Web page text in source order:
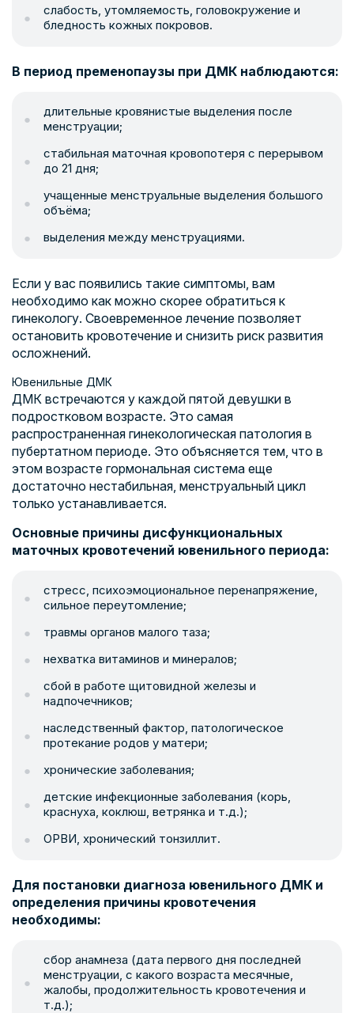
слабость, утомляемость, головокружение и
бледность кожных покровов.
В период пременопаузы при ДМК наблюдаются:
длительные кровянистые выделения после
менструации;
стабильная маточная кровопотеря с перерывом
до 21 дня;
учащенные менструальные выделения большого
объёма;
выделения между менструациями.
Если у вас появились такие симптомы, вам
необходимо как можно скорее обратиться к
гинекологу. Своевременное лечение позволяет
остановить кровотечение и снизить риск развития
осложнений.
Ювенильные ДМК
ДМК встречаются у каждой пятой девушки в
подростковом возрасте. Это самая
распространенная гинекологическая патология в
пубертатном периоде. Это объясняется тем, что в
этом возрасте гормональная система еще
достаточно нестабильная, менструальный цикл
только устанавливается.
Основные причины дисфункциональных
маточных кровотечений ювенильного периода:
стресс, психоэмоциональное перенапряжение,
сильное переутомление;
травмы органов малого таза;
нехватка витаминов и минералов;
сбой в работе щитовидной железы и
надпочечников;
наследственный фактор, патологическое
протекание родов у матери;
хронические заболевания;
детские инфекционные заболевания (корь,
краснуха, коклюш, ветрянка и т.д.);
ОРВИ, хронический тонзиллит.
Для постановки диагноза ювенильного ДМК и
определения причины кровотечения
необходимы:
сбор анамнеза (дата первого дня последней
менструации, с какого возраста месячные,
жалобы, продолжительность кровотечения и
т.д.);